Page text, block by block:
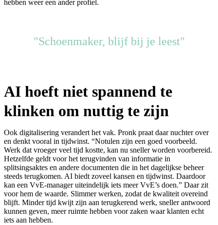
hebben weer een ander profiel.
"Schoenmaker, blijf bij je leest"
AI hoeft niet spannend te
klinken om nuttig te zijn
Ook digitalisering verandert het vak. Pronk praat daar nuchter over
en denkt vooral in tijdwinst. “Notulen zijn een goed voorbeeld.
Werk dat vroeger veel tijd kostte, kan nu sneller worden voorbereid.
Hetzelfde geldt voor het terugvinden van informatie in
splitsingsaktes en andere documenten die in het dagelijkse beheer
steeds terugkomen. AI biedt zoveel kansen en tijdwinst. Daardoor
kan een VvE-manager uiteindelijk iets meer VvE’s doen.” Daar zit
voor hem de waarde. Slimmer werken, zodat de kwaliteit overeind
blijft. Minder tijd kwijt zijn aan terugkerend werk, sneller antwoord
kunnen geven, meer ruimte hebben voor zaken waar klanten echt
iets aan hebben.